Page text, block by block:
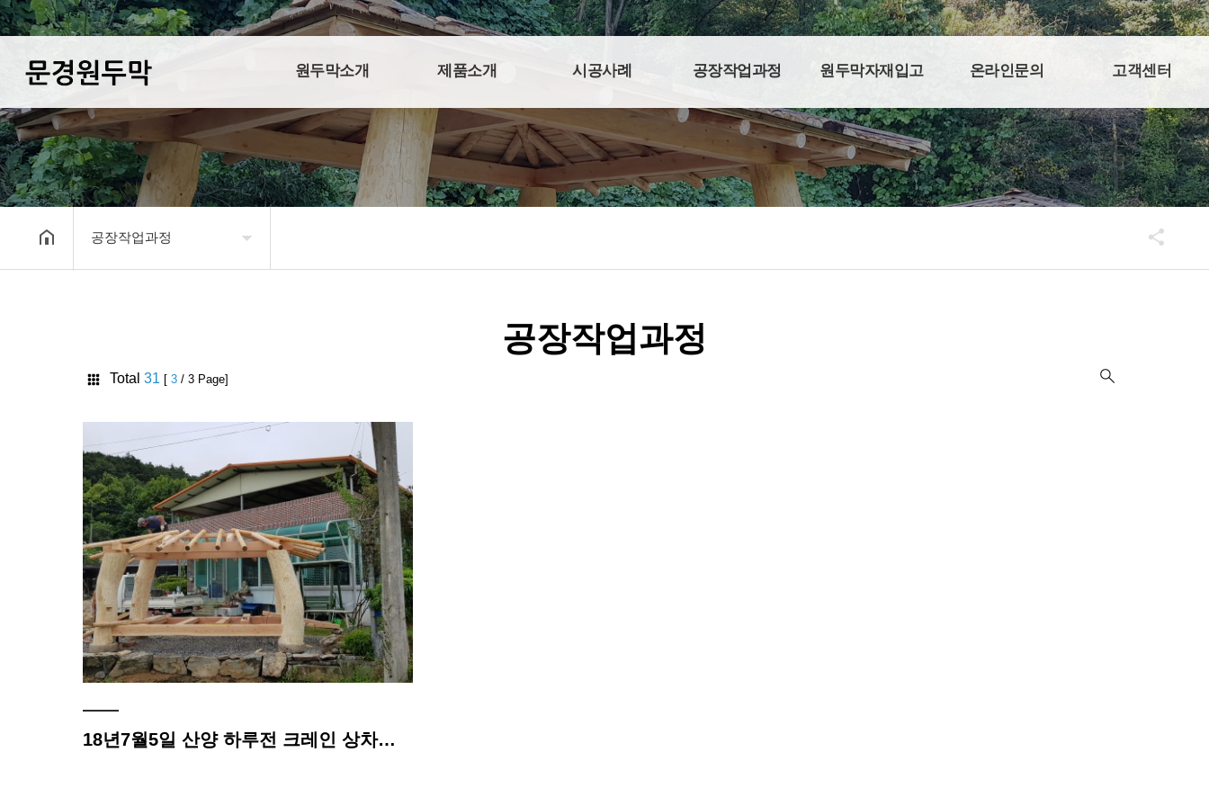
원두막소개 제품소개 시공사례 공장작업과정 원두막자재입고 온라인문의 고객센터
공장작업과정
시공사례
원두막자재입고
온라인문의
고객센터
공장작업과정
Total 31 [ 3 / 3 Page]
18년7월5일 산양 하루전 크레인 상차후 현장제작중 보슬비가 내려서 고생 많이 하고 있네요!